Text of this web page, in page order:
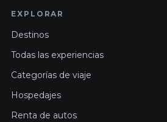
EXPLORAR
Destinos
Todas las experiencias
Categorías de viaje
Hospedajes
Renta de autos